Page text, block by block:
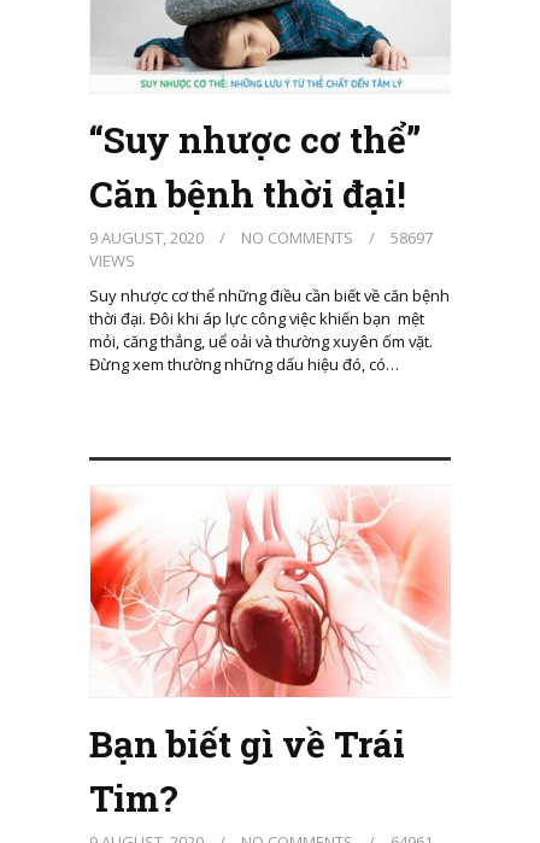
“Suy nhược cơ thể”
Căn bệnh thời đại!
9 AUGUST, 2020 / NO COMMENTS /
58697
VIEWS
Suy nhược cơ thể những điều cần biết về căn bệnh
thời đại. Đôi khi áp lực công việc khiến bạn mệt
mỏi, căng thẳng, uể oải và thường xuyên ốm vặt.
Đừng xem thường những dấu hiệu đó, có…
Bạn biết gì về Trái
Tim?